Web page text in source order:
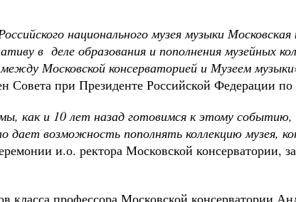
национального музея музыки
в деле образования и пополнения музейных
Московской консерваторией и Музеем музыки
Совета при Президенте Российской Федерации
как и 10 лет назад готовимся к этому
дает возможность пополнять коллекцию музея,
и.о. ректора Московской консерватории,
класса профессора Московской консерватории